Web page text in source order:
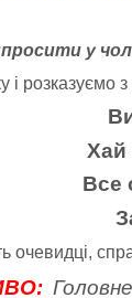
у
і розказуємо
Хай
Все
очевидці,